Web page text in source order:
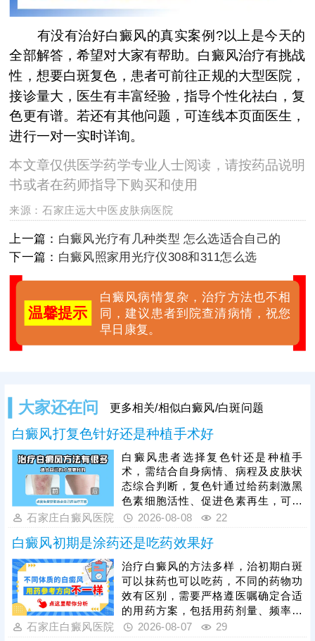
有没有治好白癜风的真实案例?以上是今天的
全部解答，希望对大家有帮助。白癜风治疗有挑战
性，想要白斑复色，患者可前往正规的大型医院，
接诊量大，医生有丰富经验，指导个性化祛白，复
色更有谱。若还有其他问题，可连线本页面医生，
进行一对一实时详询。
本文章仅供医学药学专业人士阅读，请按药品说明
书或者在药师指导下购买和使用
来源：石家庄远大中医皮肤病医院
上一篇： 白癜风光疗有几种类型 怎么选适合自己的
下一篇： 白癜风照家用光疗仪308和311怎么选
温馨提示
白癜风病情复杂，治疗方法也不相
同，建议患者到院查清病情，祝您
早日康复。
大家还在问 更多相关/相似白癜风/白斑问题
白癜风打复色针好还是种植手术好
白癜风患者选择复色针还是种植手
术，需结合自身病情、病程及皮肤状
态综合判断，复色针通过给药刺激黑
色素细胞活性、促进色素再生，可逐
步淡化白斑，黑色素种植手术为手术
者，要求白斑半年以上无扩散、无新
发皮损，该方法通过提取自身健康黑
色素细胞移植至白斑部位，复色速度
快、色素均匀度高，无论选择哪种方
式，都需坚持规范治疗，同时做好防
晒、作息调理等日常护理，规避诱发
因素，才能有效巩固疗效，促进皮肤
石家庄白癜风医院 2026-08-08 22
白癜风初期是涂药还是吃药效果好
治疗白癜风的方法多样，治初期白斑
可以抹药也可以吃药，不同的药物功
效有区别，需要严格遵医嘱确定合适
的用药方案，包括用药剂量、频率，
使治疗真正生效，令病情循序渐进好
石家庄白癜风医院 2026-08-07 29